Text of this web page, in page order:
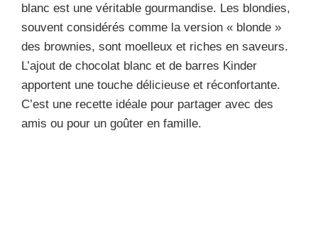
blanc est une véritable gourmandise. Les blondies,
souvent considérés comme la version « blonde »
des brownies, sont moelleux et riches en saveurs.
L’ajout de chocolat blanc et de barres Kinder
apportent une touche délicieuse et réconfortante.
C’est une recette idéale pour partager avec des
amis ou pour un goûter en famille.